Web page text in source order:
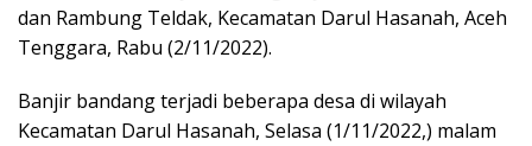
dan Rambung Teldak, Kecamatan Darul Hasanah, Aceh
Tenggara, Rabu (2/11/2022).
Banjir bandang terjadi beberapa desa di wilayah
Kecamatan Darul Hasanah, Selasa (1/11/2022,) malam